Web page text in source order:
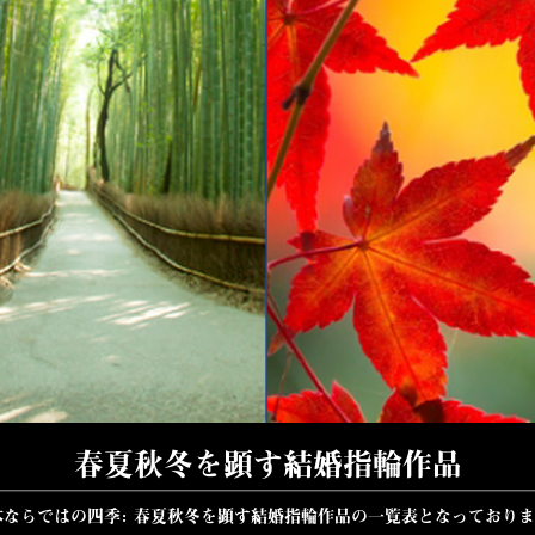
春夏秋冬を顕す結婚指輪作品
らではの四季：春夏秋冬を顕す結婚指輪作品の一覧表となっており